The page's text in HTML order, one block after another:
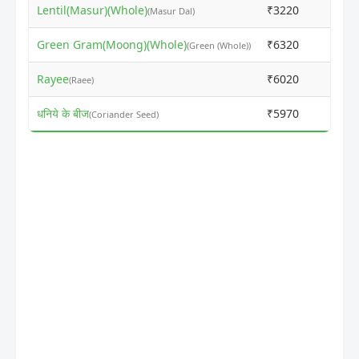
Lentil(Masur)(Whole)(Masur Dal) ₹3220
Green Gram(Moong)(Whole)(Green (Whole)) ₹6320
Rayee(Raee) ₹6020
धनिये के बीज(Coriander Seed) ₹5970